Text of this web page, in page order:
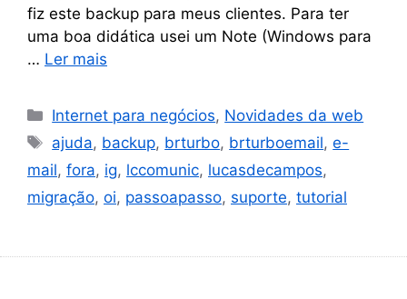
fiz este backup para meus clientes. Para ter
uma boa didática usei um Note (Windows para
… Ler mais
Internet para negócios, Novidades da web
ajuda, backup, brturbo, brturboemail,e-
mail, fora, ig, lccomunic, lucasdecampos,
migração, oi, passoapasso, suporte, tutorial